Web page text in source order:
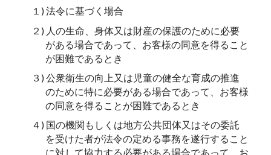
１) 法令に基づく場合
２) 人の生命、身体又は財産の保護のために必要
がある場合であって、お客様の同意を得ること
が困難であるとき
３) 公衆衛生の向上又は児童の健全な育成の推進
のために特に必要がある場合であって、お客様
の同意を得ることが困難であるとき
４) 国の機関もしくは地方公共団体又はその委託
を受けた者が法令の定める事務を遂行すること
に対して協力する必要がある場合であって、お